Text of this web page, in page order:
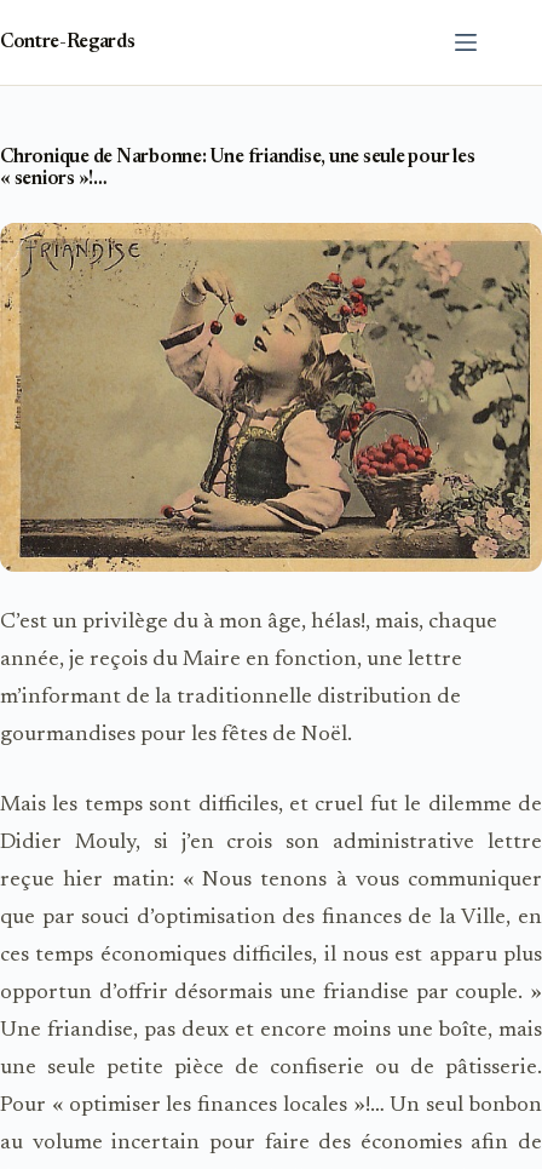
contenu
Contre-Regards
Chronique de Narbonne: Une friandise, une seule pour les
« seniors »!…
C’est un privilège du à mon âge, hélas!, mais, chaque
année, je reçois du Maire en fonction, une lettre
m’informant de la traditionnelle distribution de
gourmandises pour les fêtes de Noël.
Mais les temps sont difficiles, et cruel fut le dilemme de
Didier Mouly, si j’en crois son administrative lettre
reçue hier matin: « Nous tenons à vous communiquer
que par souci d’optimisation des finances de la Ville, en
ces temps économiques difficiles, il nous est apparu plus
opportun d’offrir désormais une friandise par couple. »
Une friandise, pas deux et encore moins une boîte, mais
une seule petite pièce de confiserie ou de pâtisserie.
Pour « optimiser les finances locales »!… Un seul bonbon
au volume incertain pour faire des économies afin de